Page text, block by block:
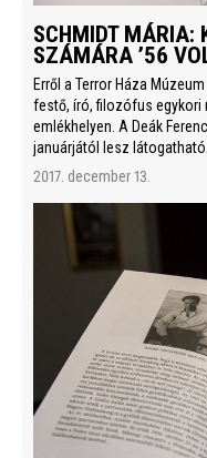
SCHMIDT MÁRIA:
SZÁMÁRA ’56
Erről a Terror Háza
festő, író, filozófus egykori
emlékhelyen. A Deák
januárjától lesz látogatható.
2017. december 13.